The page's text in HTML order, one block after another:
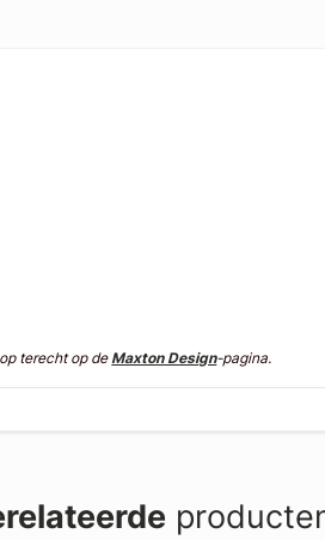
terecht op deMaxton Design-pagina.